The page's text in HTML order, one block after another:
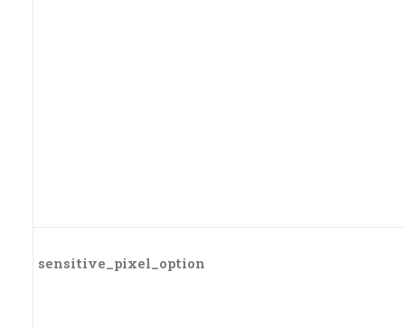
sensitive_pixel_option